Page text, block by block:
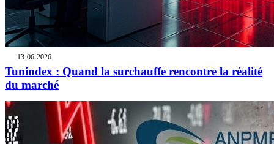
13-06-2026
Tunindex : Quand la surchauffe rencontre la réalité
du marché